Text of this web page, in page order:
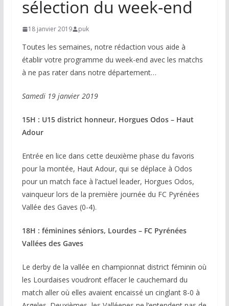
sélection du week-end
18 janvier 2019 puk
Toutes les semaines, notre rédaction vous aide à
établir votre programme du week-end avec les matchs
à ne pas rater dans notre département…
Samedi 19 janvier 2019
15H : U15 district honneur, Horgues Odos – Haut
Adour
Entrée en lice dans cette deuxième phase du favoris
pour la montée, Haut Adour, qui se déplace à Odos
pour un match face à l’actuel leader, Horgues Odos,
vainqueur lors de la première journée du FC Pyrénées
Vallée des Gaves (0-4).
18H : féminines séniors, Lourdes – FC Pyrénées
Vallées des Gaves
Le derby de la vallée en championnat district féminin où
les Lourdaises voudront effacer le cauchemard du
match aller où elles avaient encaissé un cinglant 8-0 à